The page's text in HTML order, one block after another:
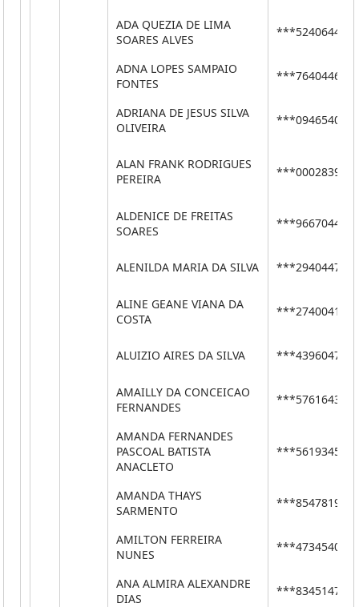
ADA QUEZIA DE LIMA
SOARES ALVES
***52406444**
ADNA LOPES SAMPAIO
FONTES
***76404464**
ADRIANA DE JESUS SILVA
OLIVEIRA
***09465407**
ALAN FRANK RODRIGUES
PEREIRA
***00028395**
ALDENICE DE FREITAS
SOARES
***96670441**
ALENILDA MARIA DA SILVA ***29404473**
ALINE GEANE VIANA DA
COSTA
***27400410**
ALUIZIO AIRES DA SILVA ***43960477**
AMAILLY DA CONCEICAO
FERNANDES
***57616437**
AMANDA FERNANDES
PASCOAL BATISTA
ANACLETO
***56193455**
AMANDA THAYS
SARMENTO
***85478190**
AMILTON FERREIRA
NUNES
***47345404**
ANA ALMIRA ALEXANDRE
DIAS
***83451477**